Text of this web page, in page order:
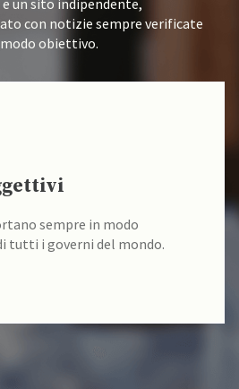
con notizie sempre verificate
obiettivo.
sempre in modo
tutti i governi del mondo.